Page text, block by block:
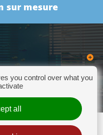
sur mesure
you control over what you
all